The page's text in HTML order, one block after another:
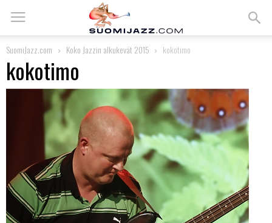
SuomiJazz.com Koko Jazzin alkukevät 2015 kokotimo
kokotimo